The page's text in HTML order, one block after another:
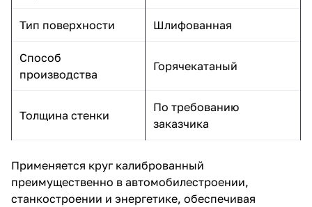
Тип поверхности Шлифованная
Способ
производства
Горячекатаный
Толщина стенки
По требованию
заказчика
Применяется круг калиброванный
преимущественно в автомобилестроении,
станкостроении и энергетике, обеспечивая